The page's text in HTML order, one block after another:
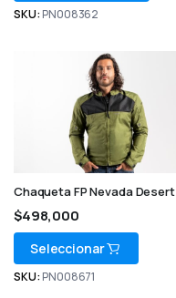
SKU: PN008362
Chaqueta FP Nevada Desert
$498,000
Seleccionar
SKU: PN008671